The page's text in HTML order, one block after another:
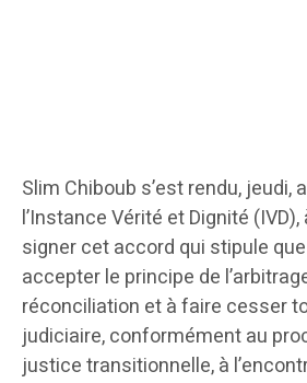
Slim Chiboub s’est rendu, jeudi,
l’Instance Vérité et Dignité (IVD),
signer cet accord qui stipule que
accepter le principe de
réconciliation et à faire cesser
judiciaire, conformément au
justice transitionnelle, à